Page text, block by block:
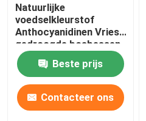
Natuurlijke
voedselkleurstof
Anthocyanidinen Vries
gedroogde bosbessen
Fruitpoeder
Beste prijs
Contacteer ons